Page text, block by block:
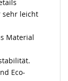
sehr leicht
Material
Eco-